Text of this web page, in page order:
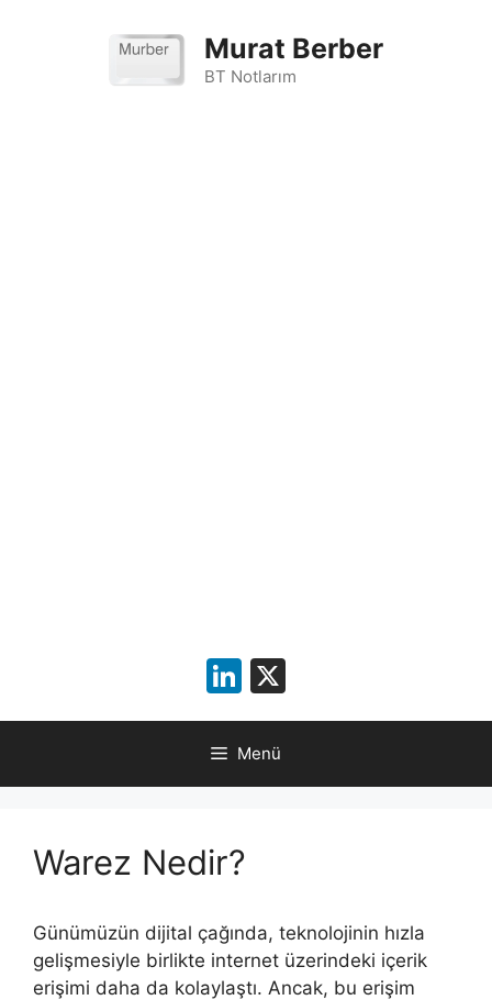
Murat Berber
BT Notlarım
LinkedIn
Menü
Warez Nedir?
Günümüzün dijital çağında, teknolojinin hızla
gelişmesiyle birlikte internet üzerindeki içerik
erişimi daha da kolaylaştı. Ancak, bu erişim